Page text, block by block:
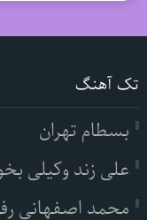
تک آهنگ
بسطام تهران
علی زند وکیلی
محمد اصفهانی